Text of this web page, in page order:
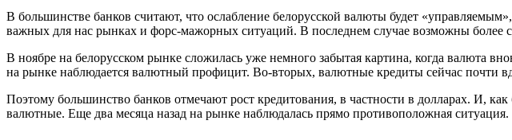
В большинстве банков считают, что ослабление белорусской валюты будет
важных для нас рынках и форс-мажорных ситуаций. В последнем случае возможны более
В ноябре на белорусском рынке сложилась уже немного забытая картина, когда валюта
на рынке наблюдается валютный профицит. Во-вторых, валютные кредиты сейчас почти
Поэтому большинство банков отмечают рост кредитования, в частности в долларах. И,
валютные. Еще два месяца назад на рынке наблюдалась прямо противоположная ситуация.